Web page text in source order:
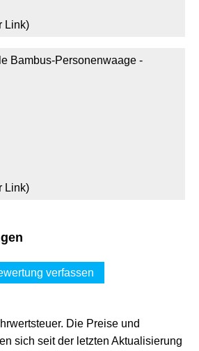
Link)
Bambus-Personenwaage -
Link)
verfassen
Die Preise und
sich seit der letzten Aktualisierung